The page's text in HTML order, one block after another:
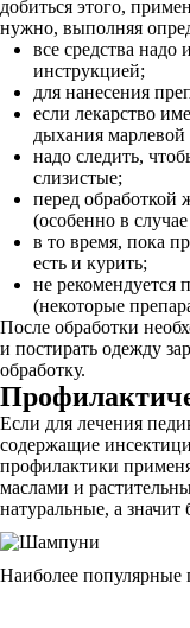
добиться этого,
нужно, выполняя
все средства надо
инструкцией;
для нанесения
если лекарство
дыхания марлевой
надо следить,
слизистые;
перед обработкой
(особенно в
в то время, пока
есть и курить;
не рекомендуется
(некоторые
После обработки
и постирать одежду
обработку.
Если для лечения
содержащие
профилактики
маслами и
натуральные, а значит
Наиболее популярные